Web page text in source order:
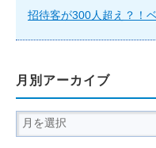
招待客が300人超え？！
月別アーカイブ